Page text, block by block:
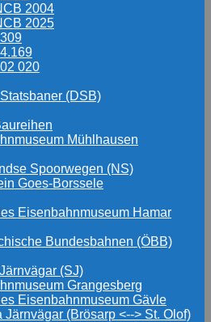
2004
2025
020
(DSB)
Mühlhausen
Spoorwegen (NS)
Goes-Borssele
Eisenbahnmuseum Hamar
Bundesbahnen (ÖBB)
(SJ)
Grangesberg
Eisenbahnmuseum Gävle
Järnvägar (Brösarp <--> St. Olof)